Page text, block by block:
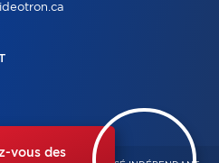
vous des